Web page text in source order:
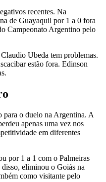
recentes. Na
de Guayaquil por 1 a 0 fora
Campeonato Argentino pelo
Ubeda tem problemas.
estão fora. Edinson
para o duelo na Argentina. A
apenas uma vez nos
em diferentes
por 1 a 1 com o Palmeiras
eliminou o Goiás na
como visitante pelo